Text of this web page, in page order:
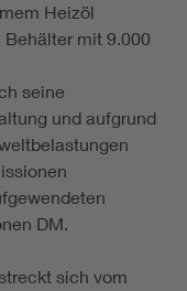
Heizöl
mit 9.000
seine
und aufgrund
DM.
sich vom